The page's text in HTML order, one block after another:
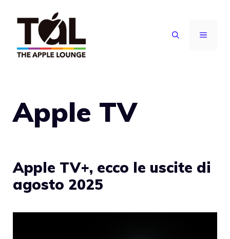
contenuto
MENU
Apple TV
Apple TV+, ecco le uscite di
agosto 2025